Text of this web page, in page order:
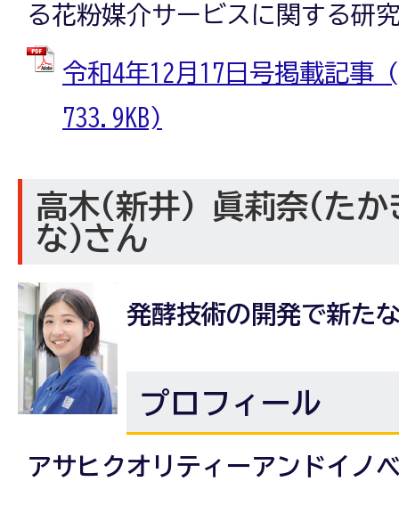
る花粉媒介サービスに関する研
令和4年12月17日号掲載記事
733.9KB)
高木(新井) 眞莉奈(た
な)さん
発酵技術の開発で新た
プロフィール
アサヒクオリティーアンドイノ